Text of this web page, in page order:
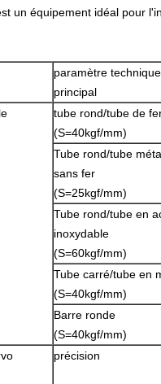
un équipement idéal pour
paramètre technique
principal
tube rond/tube de
(S=40kgf/mm)
Tube rond/tube
sans fer
(S=25kgf/mm)
Tube rond/tube en
inoxydable
(S=60kgf/mm)
Tube carré/tube en
(S=40kgf/mm)
Barre ronde
(S=40kgf/mm)
précision